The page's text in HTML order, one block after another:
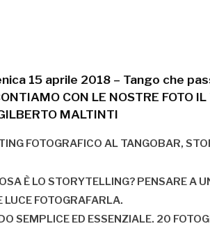
15 aprile 2018 – Tango che
CON LE NOSTRE FOTO IL
MALTINTI
FOTOGRAFICO AL TANGOBAR,
È LO STORYTELLING? PENSARE A
LUCE FOTOGRAFARLA.
SEMPLICE ED ESSENZIALE. 20